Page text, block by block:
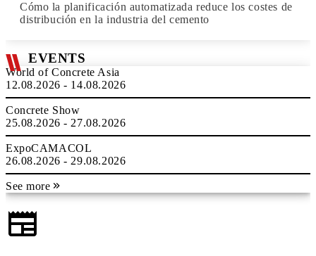
Cómo la planificación automatizada reduce los costes de
distribución en la industria del cemento
EVENTS
World of Concrete Asia
12.08.2026 - 14.08.2026
Concrete Show
25.08.2026 - 27.08.2026
ExpoCAMACOL
26.08.2026 - 29.08.2026
See more